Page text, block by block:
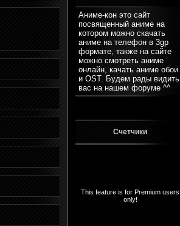
Аниме-кон это сайт
посвященный аниме на
котором можно скачать
аниме на телефон в 3gp
формате, также на сайте
можно смотреть аниме
онлайн, качать аниме обои
и OST. Будем рады видить
вас на нашем форуме ^^
Счетчики
This feature is for Premium users
only!